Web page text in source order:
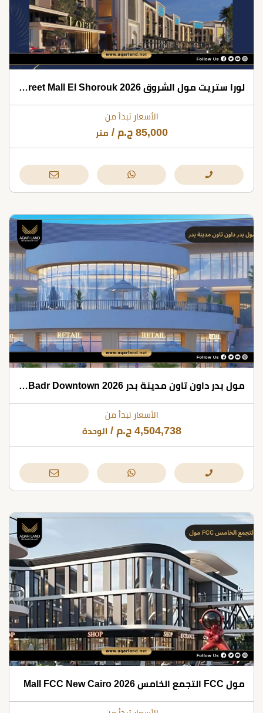
لورا ستريت مول الشروق 2026 Lora Street Mall El Shorouk
الأسعار تبدأ من
85,000 ج.م / متر
مول بدر داون تاون مدينة بدر 2026 Mall Badr Downtown
الأسعار تبدأ من
4,504,738 ج.م / الوحدة
مول FCC التجمع الخامس 2026 Mall FCC New Cairo